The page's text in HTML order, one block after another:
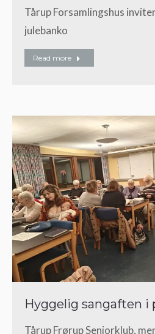
Tårup Forsamlingshus
julebanko
Read more
Hyggelig sangaften
Tårup Frørup Seniorklub,